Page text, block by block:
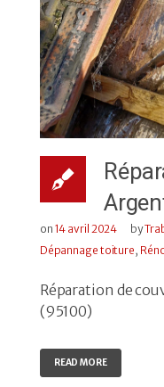
on 14 avril 2024 by
Dépannage toiture,
Réparation de
(95100)
READ MORE